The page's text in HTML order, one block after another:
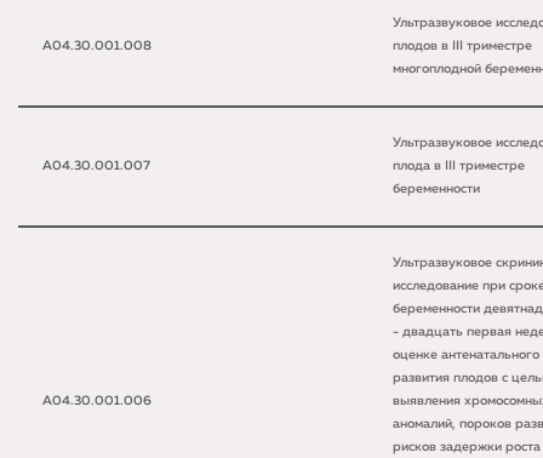
A04.30.001.008
Ультразвуковое
плодов в III триместре
многоплодной
A04.30.001.007
Ультразвуковое
плода в III триместре
беременности
A04.30.001.006
Ультразвуковое
исследование при
беременности
- двадцать первая
оценке антенатального
развития плодов с
выявления
аномалий, пороков
рисков задержки роста